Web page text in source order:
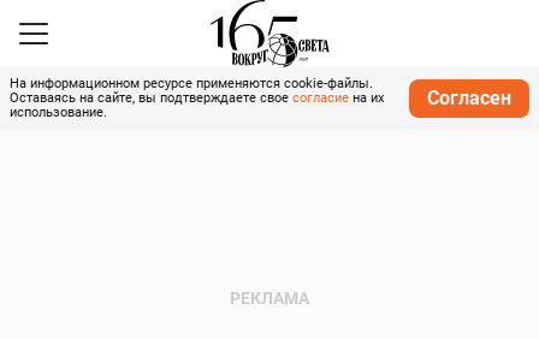
На информационном ресурсе применяются cookie-файлы.
Оставаясь на сайте, вы подтверждаете свое согласие на их
использование.
Согласен